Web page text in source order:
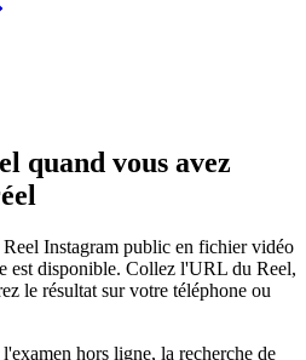
quand vous avez
Instagram public en fichier vidéo
est disponible. Collez l'URL du Reel,
le résultat sur votre téléphone ou
hors ligne, la recherche de